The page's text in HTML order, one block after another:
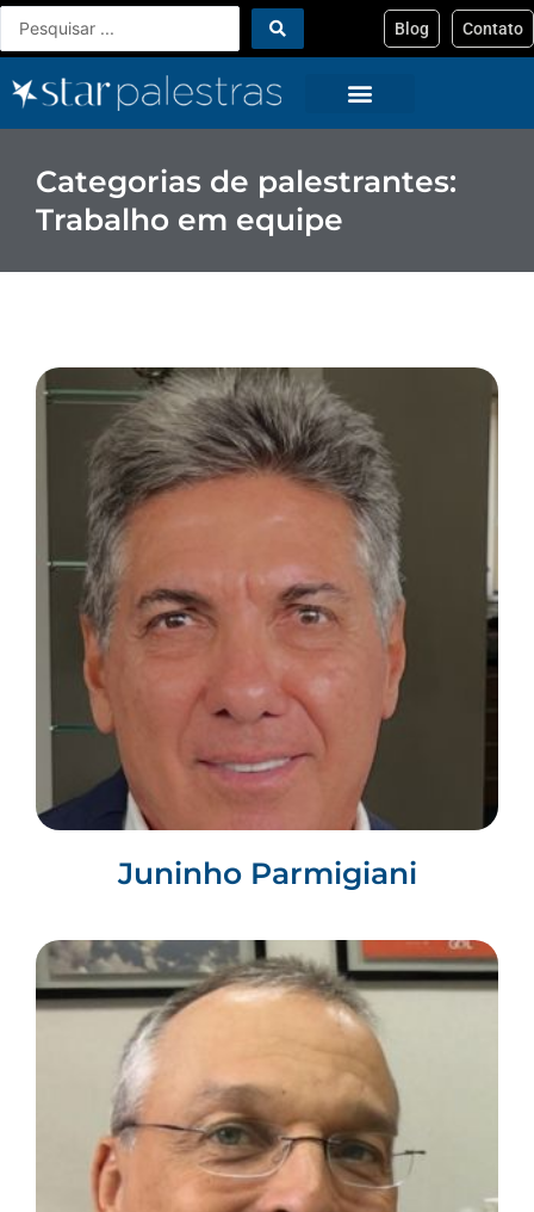
Ir
para
conteúdo
Pesquisar
Blog Contato
Categorias de palestrantes:
Trabalho em equipe
Juninho Parmigiani